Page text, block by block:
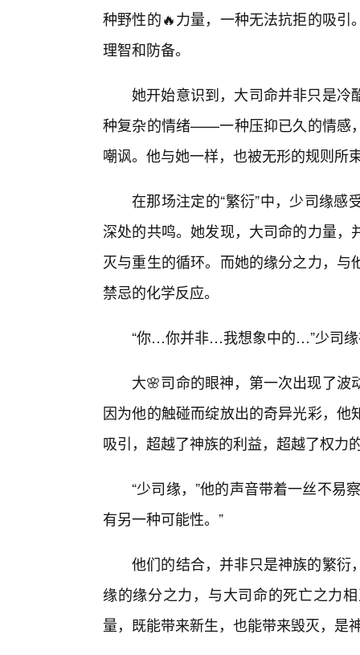
种野性的🔥力量，一种无法抗拒的吸
理智和防备。
她开始意识到，大司命并非只是冷
种复杂的情绪——一种压抑已久的情感
嘲讽。他与她一样，也被无形的规则所
在那场注定的“繁衍”中，少司缘
深处的共鸣。她发现，大司命的力量
灭与重生的循环。而她的缘分之力，
禁忌的化学反应。
“你…你并非…我想象中的…”少司
大🌸司命的眼神，第一次出现了
因为他的触碰而绽放出的奇异光彩，
吸引，超越了神族的利益，超越了权力
“少司缘，”他的声音带着一丝不易
有另一种可能性。”
他们的结合，并非只是神族的繁衍
缘的缘分之力，与大司命的死亡之力
量，既能带来新生，也能带来毁灭，是